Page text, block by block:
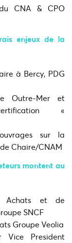
CNA & CPO
enjeux de la
à Bercy, PDG
Outre-Mer et
«
sur la
Chaire/CNAM
montent au
Achats et de
SNCF​
Groupe Veolia
Vice President